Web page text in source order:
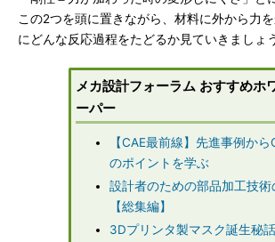
この2つを頭に置きながら、材料に外から力
にどんな反応過程をたどるか見ていきましょう
メカ設計フォーラム おすすめホ
ーパー
【CAE最前線】先進事例から
のポイントを学ぶ
設計者のための部品加工技術
【総集編】
3Dプリンタ製マスク誕生秘